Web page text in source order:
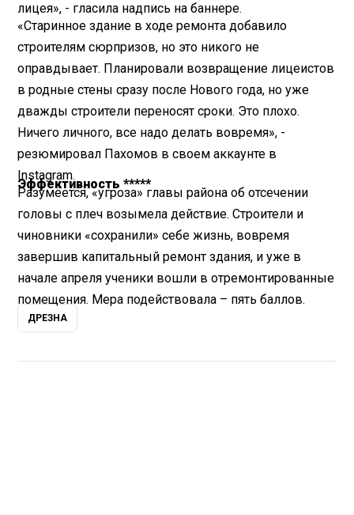
лицея», - гласила надпись на баннере.
«Старинное здание в ходе ремонта добавило
строителям сюрпризов, но это никого не
оправдывает. Планировали возвращение лицеистов
в родные стены сразу после Нового года, но уже
дважды строители переносят сроки. Это плохо.
Ничего личного, все надо делать вовремя», -
резюмировал Пахомов в своем аккаунте в
Instagram.
Эффективность *****
Разумеется, «угроза» главы района об отсечении
головы с плеч возымела действие. Строители и
чиновники «сохранили» себе жизнь, вовремя
завершив капитальный ремонт здания, и уже в
начале апреля ученики вошли в отремонтированные
помещения. Мера подействовала – пять баллов.
ДРЕЗНА